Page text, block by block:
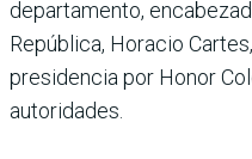
departamento,
República, Horacio
presidencia por Honor
autoridades.